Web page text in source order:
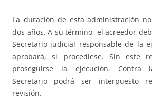
La duración de esta administración
dos años. A su término, el acreedor
Secretario judicial responsable de la
aprobará, si procediese. Sin este
proseguirse la ejecución. Contra
Secretario podrá ser interpuesto
revisión.